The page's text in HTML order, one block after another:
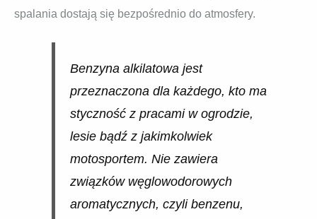
spalania dostają się bezpośrednio do atmosfery.
Benzyna alkilatowa jest
przeznaczona dla każdego, kto ma
styczność z pracami w ogrodzie,
lesie bądź z jakimkolwiek
motosportem. Nie zawiera
związków węglowodorowych
aromatycznych, czyli benzenu,